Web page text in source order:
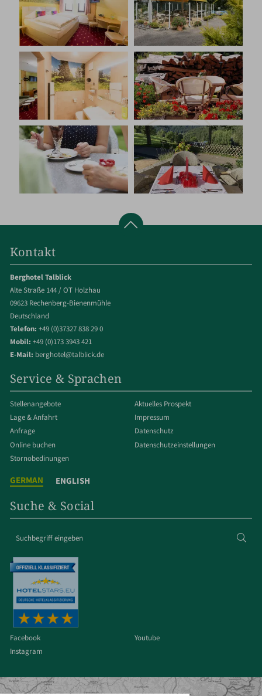
Kontakt
Berghotel Talblick
Alte Straße 144 / OT Holzhau
09623 Rechenberg-Bienenmühle
Deutschland
Telefon: +49 (0)37327 838 29 0
Mobil: +49 (0)173 3943 421
E-Mail: berghotel@talblick.de
Service & Sprachen
Stellenangebote
Lage & Anfahrt
Anfrage
Online buchen
Stornobedinungen
Aktuelles Prospekt
Impressum
Datenschutz
Datenschut­z­einstellungen
GERMAN ENGLISH
Suche & Social
Suchbegriff
Facebook
Instagram
Youtube